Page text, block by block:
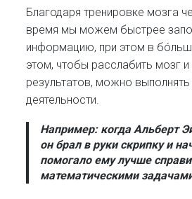
Благодаря тренировке мозга
время мы можем быстрее
информацию, при этом в
этом, чтобы расслабить мозг
результатов, можно
деятельности.
Например: когда Альберт
он брал в руки скрипку и
помогало ему лучше
математическими